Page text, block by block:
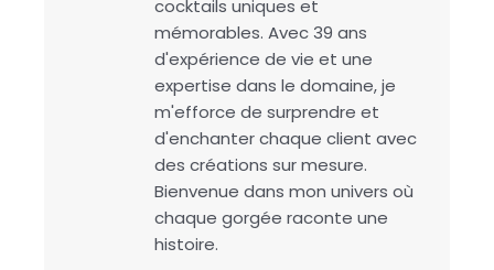
cocktails uniques et
mémorables. Avec 39 ans
d'expérience de vie et une
expertise dans le domaine, je
m'efforce de surprendre et
d'enchanter chaque client avec
des créations sur mesure.
Bienvenue dans mon univers où
chaque gorgée raconte une
histoire.